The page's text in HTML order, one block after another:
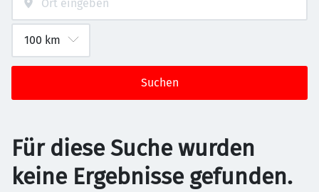
Suchen
Für diese Suche wurden
keine Ergebnisse gefunden.